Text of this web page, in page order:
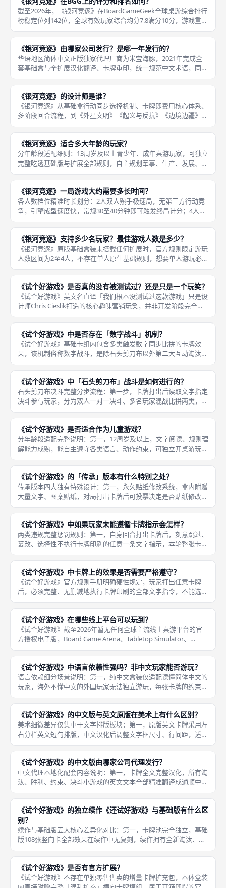
截至2026年，《银河竞逐》在BoardGameGeek全球桌游综合排行
榜稳定位列142位，全球有效玩家综合均分7.8满分10分，游戏重度
复杂度2.7/5，归类为中重度德式引擎构筑卡牌桌游；在太空主
题、纯卡牌无版图两类细分榜单中长期稳定在前
《银河竞逐》由哪家公司发行？是哪一年发行的？
华语地区简体中文正版独家代理厂商为米宝海豚，2021年完成全
套基础盒与全扩展汉化翻译、卡牌重印，统一规范中文术语，同步
复刻原版卡牌尺寸、美术、机制，海外原版与中文代理版卡牌可完
全互通混用，规则判定标准无任何分歧。《银河竞逐》英文原版海
外独家
《银河竞逐》的设计师是谁？
《银河竞逐》从基础盒行动同步选择机制、卡牌即费用核心体系、
多阶段回合流程，到《外星文明》《起义与反抗》《边境边疆》等
全部官方扩展，均由Tom Lehmann（汤姆·莱曼）单人独立完成设
计，BGG桌游数据库、发行商Rio Grande Gam
《银河竞逐》适合多大年龄的玩家？
分年龄段适配细则：13周岁及以上青少年、成年桌游玩家，可独立
完整吃透基础版与扩展全部规则，自主规划军事、生产、发展、目
标四类构筑战术，无需成人全程陪同讲解卡牌时序；10至12岁学
龄儿童，仅能在资深桌游讲师全程陪同下简化游玩，关闭扩展、移
除复
《银河竞逐》一局游戏大约需要多长时间？
各人数档位精准时长划分：2人双人熟手极速局，无第三方行动竞
争，引擎成型速度快，常规30至40分钟即可触发终局计分；4人标
准基础无扩展对局，熟手稳定45至75分钟，场上四种主流战术互
相制衡，轮次数量稳定在8至10轮，是线下桌游社群最常开启的时
《银河竞逐》支持多少名玩家？最佳游戏人数是多少？
《银河竞逐》原版基础盒装未搭载任何扩展时，官方规则限定游玩
人数区间为2至4人，不存在单人原生基础规则，想要单人游玩必须
搭配专属单人变体规则或是独立单人扩展；当玩家购入《银河竞
逐：外星文明》扩展组件后，可解锁5至6人多人对局，整套卡牌、
计分筹
《试个好游戏》是否真的没有被测试过？还是只是一个玩笑？
《试个好游戏》英文名直译「我们根本没测试过这款游戏」只是设
计师Chris Cieslik打造的核心趣味营销玩笑，并非开发阶段完全跳
过线下试玩、平衡测试流程，设计师在创作阶段邀约大量桌游爱好
者开展数十场线下实测，收集对局反馈调整卡牌文本、互动
《试个好游戏》中是否存在「数字战斗」机制？
《试个好游戏》基础卡组内包含多类触发数字同步比拼的卡牌效
果，该机制俗称数字战斗，是除石头剪刀布以外第二大互动淘汰小
游戏，多名玩家同步报数字完成判定，落败者直接淘汰出局，大幅
提升多人成都桌游对局实时互动的欢乐拉扯效果，规则判定逻辑固
定统一，无
《试个好游戏》中「石头剪刀布」战斗是如何进行的？
石头剪刀布决斗完整分步流程：第一步，卡牌打出后读取文字指定
决斗参与玩家，分为双人一对一决斗、多名玩家混战比拼两类，严
格按照卡牌文字锁定参与人员，无关旁观玩家不能加入比拼；第二
步，全体参与玩家同步握拳置于胸前，数到三同时亮出石头、剪
刀、布手势
《试个好游戏》是否适合作为儿童游戏？
分年龄段适配完整说明：第一，12周岁及以上，文字阅读、规则理
解能力成熟，能自主遵守各类语言、动作约束，可独立开桌游玩基
础、混乱扩充、传承变体全部模式，无误食纸质小卡牌的安全隐
患；第二，8至11岁学龄儿童，仅建议关闭星星强力卡牌、简化全
局约束
《试个好游戏》的「传承」版本有什么特别之处？
传承版本四大独有特殊设计：第一，永久贴纸修改系统，盒内附赠
大量文字、图案贴纸，对局打出卡牌后可投票决定是否贴纸修改效
果，修改不可逆，贴纸覆盖后原版文字永久失效，每多开一局卡组
规则都会发生变化，复玩变数持续叠加；第二，专属独立卡牌池，
卡组内卡
《试个好游戏》中如果玩家未能遵循卡牌指示会怎样？
两类违规完整惩罚规则：第一，自身回合打出卡牌后，刻意跳过、
篡改、选择性不执行卡牌印刷的任意一条文字指示，本轮整张卡牌
直接判定作废，放入桌面弃牌堆，卡牌上所有淘汰、胜利、小游
戏、约束效果全部不会生效，本轮等于白白消耗一张手牌，回合正
常移交至下
《试个好游戏》中卡牌上的效果是否需要严格遵守？
《试个好游戏》官方规则手册明确硬性规定，玩家打出任意卡牌
后，必须完整、无删减地执行卡牌印刷的全部文字指令，不能选择
性跳过其中某一条约束、淘汰、胜负、小游戏规则，不能自行修改
卡牌指令内容，标准严谨对局全程严格执行该条款，是统一线下成
都桌游判定
《试个好游戏》在哪些线上平台可以玩到？
《试个好游戏》截至2026年暂无任何全球主流线上桌游平台的官
方授权电子版，Board Game Arena、Tabletop Simulator、
Steam桌游模拟器、国内网页桌游平台均未上架本作合规线上版
本，核心限制来源于本作高度文字依赖
《试个好游戏》中语言依赖性强吗？非中文玩家能否游玩？
语言依赖细分场景说明：第一，纯中文盒装仅适配读懂简体中文的
玩家，海外不懂中文的外国玩家无法独立游玩，每张卡牌的约束、
胜负判定没有图形辅助翻译；第二，英文原版同理，不认识英文单
词的玩家无法识别卡牌效果，两种版本都无双语图文图标辅助；第
三，双人
《试个好游戏》的中文版与英文原版在美术上有什么区别？
美术细微差异仅集中于文字排版板块：第一，原版英文卡牌采用左
右分栏英文短句排版，中文汉化后调整文字框尺寸、行间距，适配
方块汉字阅读，插画区域大小、位置完全不变，不会压缩、裁切卡
通图案；第二，盒面外包装美术原图完整复用原版，仅替换盒面底
部英文品
《试个好游戏》的中文版由哪家公司代理发行？
中文代理本地化配套内容说明：第一，卡牌全文完整汉化，所有淘
汰、胜利、约束、决斗小游戏的英文文本全部精准翻译成通顺中
文，兼顾桌游玩家口语习惯，无生硬机翻语句，星星卡牌、混乱扩
充横向卡牌文字同步完整汉化；第二，双语规则说明书，手册同时
印刷简体中
《试个好游戏》的独立续作《还试好游戏》与基础版有什么区
别？
续作与基础版五大核心差异化对比：第一，卡牌池完全独立，基础
版108张竖向卡全部效果在续作中无复刻，续作拥有全新淘汰、胜
利、全局约束、互动小游戏文案，避免长期游玩原版产生套路固
化；第二，强力星星卡牌平衡优化，原版星星卡大量一键全员清
场、瞬时必
《试个好游戏》是否有官方扩展？
《试个好游戏》不存在单独零售售卖的增量卡牌扩充包，本体盒装